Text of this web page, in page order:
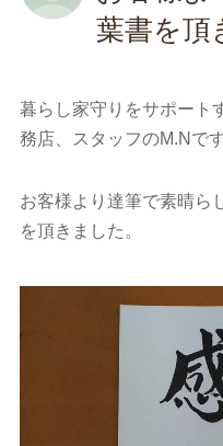
葉書を頂
暮らし家守りをサポート
務店、スタッフのM.Nです
お客様より達筆で素晴ら
を頂きました。